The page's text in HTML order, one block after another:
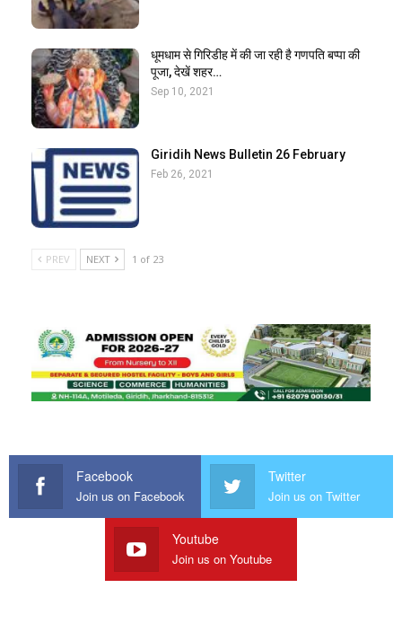
धूमधाम से गिरिडीह में की जा रही है गणपति बप्पा की
पूजा, देखें शहर…
Sep 10, 2021
Giridih News Bulletin 26 February
Feb 26, 2021
PREV NEXT 1 of 23
Facebook
Join us on Facebook
Twitter
Join us on Twitter
Youtube
Join us on Youtube